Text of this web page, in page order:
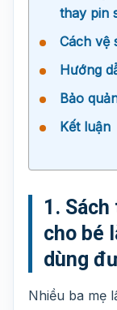
thay pin
Cách vệ
Hướng
Bảo
Kết luận
1.
cho bé
dùng
Nhiều ba mẹ